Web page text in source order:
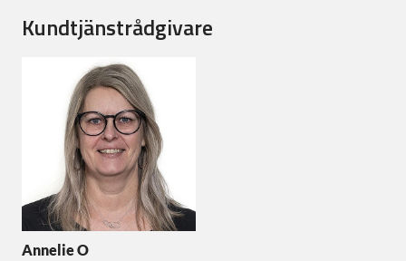
Kundtjänstrådgivare
Annelie O